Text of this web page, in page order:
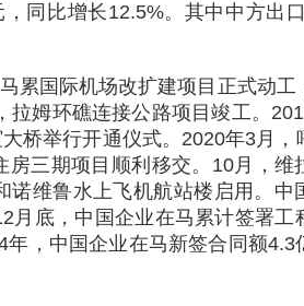
同比增长12.5%。其中中方出
累国际机场改扩建项目正式动工
姆环礁连接公路项目竣工。
桥举行开通仪式。2020年3月，
三期项目顺利移交。10月，维
维鲁水上飞机航站楼启用。中
底，中国企业在马累计签署工
，中国企业在马新签合同额4.3